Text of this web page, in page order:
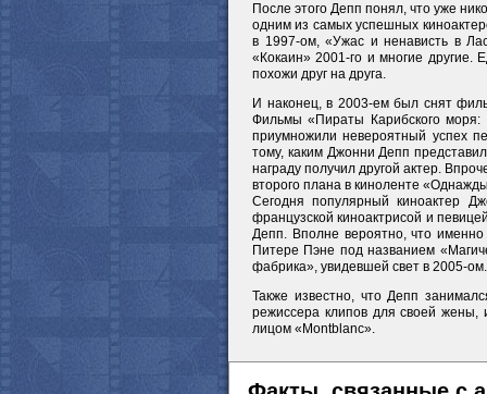
После этого Депп понял, что уже
одним из самых успешных
в 1997-ом, «Ужас и ненависть в
«Кокаин» 2001-го и многие другие.
похожи друг на друга.
И наконец, в 2003-ем был снят
Фильмы «Пираты Карибского моря:
приумножили невероятный успех
тому, каким Джонни Депп
награду получил другой актер.
второго плана в киноленте
Сегодня популярный киноактер
французской киноактрисой и
Депп. Вполне вероятно, что именно
Питере Пэне под названием
фабрика», увидевшей свет в 2005-ом.
Также известно, что Депп
режиссера клипов для своей жены,
лицом «Montblanc».